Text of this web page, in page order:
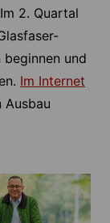
2. Quartal
beginnen und
Im Internet